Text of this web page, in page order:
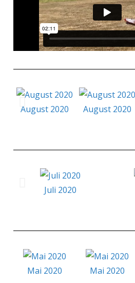
August 2020 August 2020
Juli 2020
Mai 2020 Mai 2020